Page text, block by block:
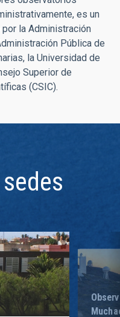
es un
la Administración
Pública de
la Universidad de
Superior de
(CSIC).